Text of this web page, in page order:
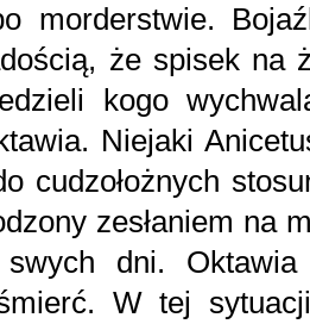
morderstwie.
że spisek na
kogo
Niejaki
cudzołożnych
zesłaniem na
swych dni.
W tej